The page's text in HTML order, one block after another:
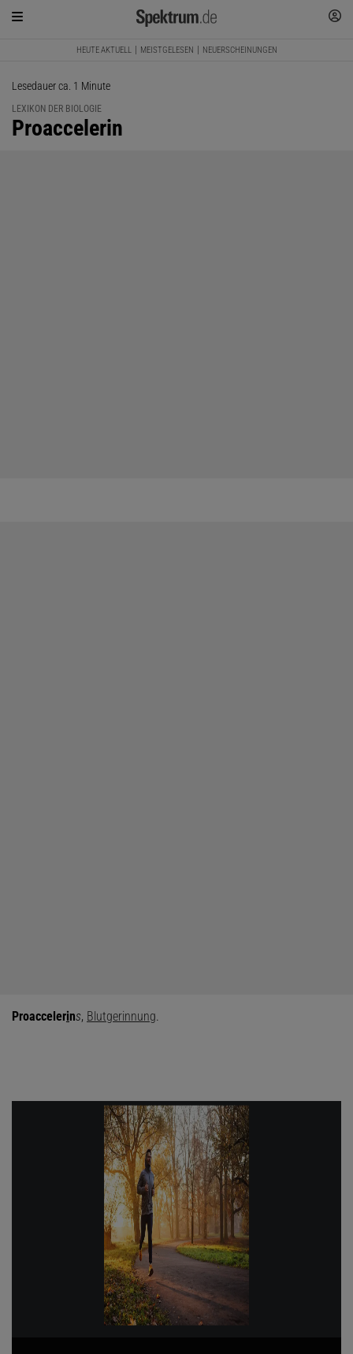
HEUTE AKTUELL MEISTGELESEN NEUERSCHEINUNGEN
Lesedauer ca. 1 Minute
LEXIKON DER BIOLOGIE
:
Proaccelerin
Proaccelerins, Blutgerinnung.